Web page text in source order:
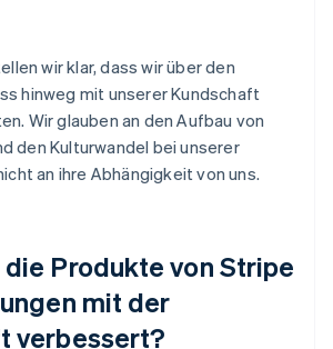
wir klar, dass wir über den
hinweg mit unserer Kundschaft
Wir glauben an den Aufbau von
den Kulturwandel bei unserer
an ihre Abhängigkeit von uns.
die Produkte von Stripe
mit der
verbessert?